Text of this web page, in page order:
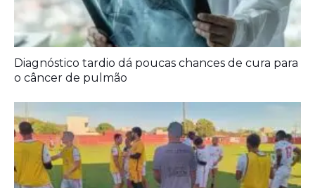
Diagnóstico tardio dá poucas chances de cura para
o câncer de pulmão